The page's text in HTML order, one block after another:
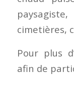
cimetières,
Pour plus
afin de